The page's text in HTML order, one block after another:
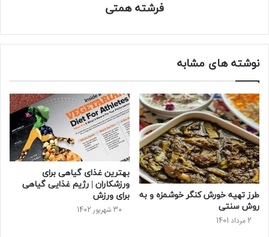
فرشته همتی
نوشته های مشابه
طرز تهیه خورش کنگر خوشمزه و به
روش سنتی
2 مرداد 1401
بهترین غذای گیاهی برای
ورزشکاران | رژیم غذایی گیاهی
برای ورزش
30 شهریور 1402